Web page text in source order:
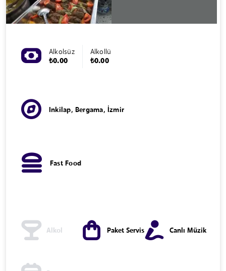
Alkolsüz
₺0.00
Alkollü
₺0.00
Inkilap, Bergama, İzmir
Fast Food
Alkol Paket Servis Canlı Müzik